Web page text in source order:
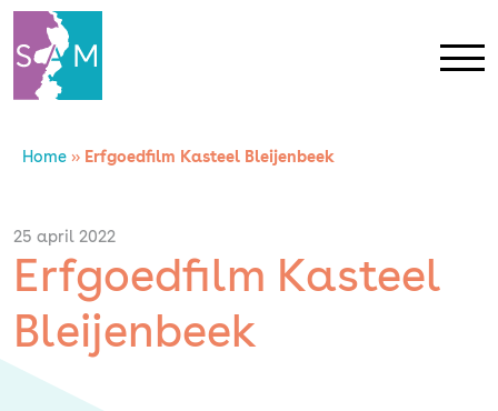
Home
Contact
SAM Limburg
Actueel
Home » Erfgoedfilm Kasteel Bleijenbeek
25 april 2022
Erfgoedfilm Kasteel
Bleijenbeek